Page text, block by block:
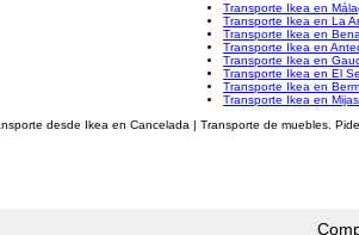
Transporte Ikea en
Transporte Ikea en La
Transporte Ikea en
Transporte Ikea en
Transporte Ikea en
Transporte Ikea en El
Transporte Ikea en
Transporte Ikea en Mijas
desde Ikea en Cancelada | Transporte de muebles.